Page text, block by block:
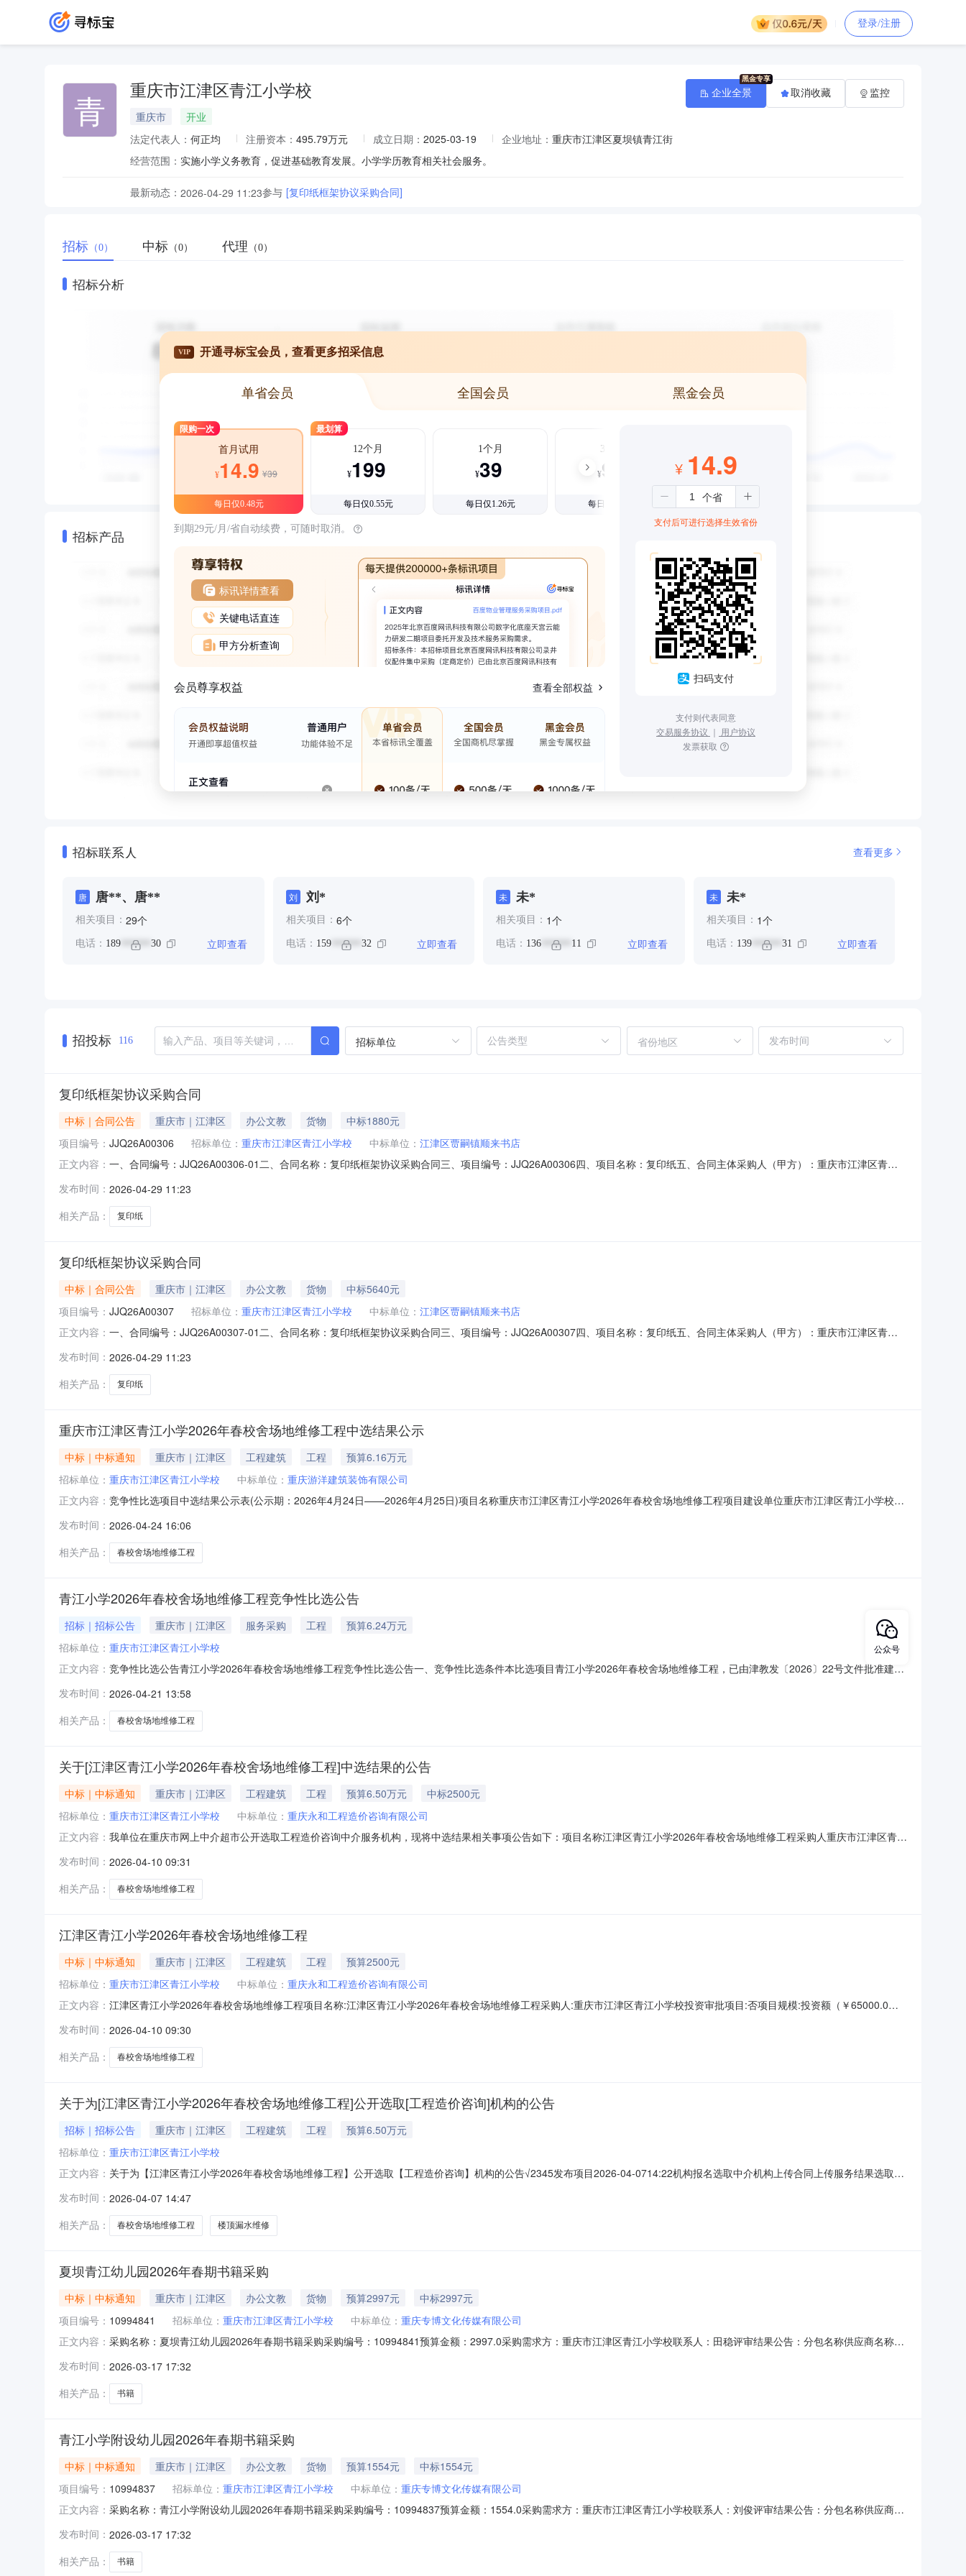
登录/注册
青 重庆市江津区青江小学校
重庆市
开业
法定代表人： 何正均 注册资本： 495.79万元 成立日期： 2025-03-19 企业地址： 重庆市江津区夏坝镇青江街
经营范围： 实施小学义务教育，促进基础教育发展。小学学历教育相关社会服务。
最新动态： 2026-04-29 11:23参与 [复印纸框架协议采购合同]
企业全景 取消收藏 监控
招标 （0） 中标 （0） 代理 （0）
招标分析
招标产品
VIP 开通寻标宝会员，查看更多招采信息
单省会员 全国会员 黑金会员
限购一次
首月试用
¥14.9 ¥39
每日仅0.48元
最划算
12个月
¥199
每日仅0.55元
1个月
¥39
每日仅1.26元
3个月
¥99
每日仅1.08元
到期29元/月/省自动续费，可随时取消。
标讯详情查看
关键电话直连
甲方分析查询
会员尊享权益 查看全部权益
¥ 14.9
支付后可进行选择生效省份
扫码支付
支付则代表同意
交易服务协议 ｜ 用户协议
发票获取
招标联系人 查看更多
唐 唐**、唐**
相关项目： 29个
电话： 189 ****** 30 立即查看
刘 刘*
相关项目： 6个
电话： 159****** 32 立即查看
未 未*
相关项目： 1个
电话： 136 ****** 11 立即查看
未 未*
相关项目： 1个
电话： 139****** 31 立即查看
招投标 116 招标单位 省份地区
复印纸框架协议采购合同
中标｜合同公告 重庆市｜江津区 办公文教 货物
中标1880元
项目编号： JJQ26A00306 招标单位： 重庆市江津区青江小学校 中标单位： 江津区贾嗣镇顺来书店
正文内容： 一、合同编号：JJQ26A00306-01二、合同名称：复印纸框架协议采购合同三、项目编号：JJQ26A00306四、项目名称：复印纸五、合同主体采购人（甲方）：重庆市江津区青江
主要标的名称：得力（deli）规格型号（或服务要求）：得力（deli）木尚系列A4-80g复印纸主要标的数量：80.00包主要标的单价：￥23.5000合同金额：￥
发布时间： 2026-04-29 11:23
相关产品：
复印纸
复印纸框架协议采购合同
中标｜合同公告 重庆市｜江津区 办公文教 货物
中标5640元
项目编号： JJQ26A00307 招标单位： 重庆市江津区青江小学校 中标单位： 江津区贾嗣镇顺来书店
正文内容： 一、合同编号：JJQ26A00307-01二、合同名称：复印纸框架协议采购合同三、项目编号：JJQ26A00307四、项目名称：复印纸五、合同主体采购人（甲方）：重庆市江津区青江
主要标的名称：得力（deli）规格型号（或服务要求）：得力（deli）木尚系列A4-80g复印纸主要标的数量：240.00包主要标的单价：￥23.5000合同金额：
发布时间： 2026-04-29 11:23
相关产品：
复印纸
重庆市江津区青江小学2026年春校舍场地维修工程中选结果公示
中标｜中标通知 重庆市｜江津区 工程建筑 工程
预算6.16万元
招标单位： 重庆市江津区青江小学校 中标单位： 重庆游洋建筑装饰有限公司
正文内容： 竞争性比选项目中选结果公示表(公示期：2026年4月24日——2026年4月25日)项目名称重庆市江津区青江小学2026年春校舍场地维修工程项目建设单位重庆市江津区青江小学校联
包商重庆游洋建筑装饰有限公司发包价61640.53元投诉受理部门重庆市江津区青江小学校联系电话13637714811项目建设单位盖章：2026年4月24日备注：1、承包商或者其
发布时间： 2026-04-24 16:06
相关产品：
春校舍场地维修工程
青江小学2026年春校舍场地维修工程竞争性比选公告
招标｜招标公告 重庆市｜江津区 服务采购 工程
预算6.24万元
招标单位： 重庆市江津区青江小学校
正文内容： 竞争性比选公告青江小学2026年春校舍场地维修工程竞争性比选公告一、竞争性比选条件本比选项目青江小学2026年春校舍场地维修工程，已由津教发〔2026〕22号文件批准建
项目的施工进行公开竞争性比选发包。二、项目概况与比选范围2.1工程名称：青江小学2026年春校舍场地维修工程2.2工程地点：重庆市江津区青江小学校校园内。2.3工程规模：
剔除教学楼1000平
发布时间： 2026-04-21 13:58
相关产品：
春校舍场地维修工程
关于[江津区青江小学2026年春校舍场地维修工程]中选结果的公告
中标｜中标通知 重庆市｜江津区 工程建筑 工程 预算6.50万元
中标2500元
招标单位： 重庆市江津区青江小学校 中标单位： 重庆永和工程造价咨询有限公司
正文内容： 我单位在重庆市网上中介超市公开选取工程造价咨询中介服务机构，现将中选结果相关事项公告如下：项目名称江津区青江小学2026年春校舍场地维修工程采购人重庆市江津区青江
额说明按上级文件要求支付服务金额选取时间2026-04-1009:00:00选取方式竞价选取中选机构名称重庆永和工程造价咨询有限公司中选机构联系地址重庆市渝中区北区路26号7-1#
发布时间： 2026-04-10 09:31
相关产品：
春校舍场地维修工程
江津区青江小学2026年春校舍场地维修工程
中标｜中标通知 重庆市｜江津区 工程建筑 工程
预算2500元
招标单位： 重庆市江津区青江小学校 中标单位： 重庆永和工程造价咨询有限公司
正文内容： 江津区青江小学2026年春校舍场地维修工程项目名称:江津区青江小学2026年春校舍场地维修工程采购人:重庆市江津区青江小学校投资审批项目:否项目规模:投资额（￥65000.0
中选机构名称:重庆永和工程造价咨询有限公司中选机构联系地址:重庆市渝中区北区路26号7-1#采购人业务咨询电话:监督举报电话:及
发布时间： 2026-04-10 09:30
相关产品：
春校舍场地维修工程
关于为[江津区青江小学2026年春校舍场地维修工程]公开选取[工程造价咨询]机构的公告
招标｜招标公告 重庆市｜江津区 工程建筑 工程
预算6.50万元
招标单位： 重庆市江津区青江小学校
正文内容： 关于为【江津区青江小学2026年春校舍场地维修工程】公开选取【工程造价咨询】机构的公告√2345发布项目2026-04-0714:22机构报名选取中介机构上传合同上传服务结果选取时
无评价项目成功率：91.67%投资审批项目否项目规模投资额（￥65,000.00元）资金来源财政性资金项目实施地行政区划重庆市江津区是否为行政管理中介服务事项
发布时间： 2026-04-07 14:47
相关产品：
春校舍场地维修工程 楼顶漏水维修
夏坝青江幼儿园2026年春期书籍采购
中标｜中标通知 重庆市｜江津区 办公文教 货物 预算2997元
中标2997元
项目编号： 10994841 招标单位： 重庆市江津区青江小学校 中标单位： 重庆专博文化传媒有限公司
正文内容： 采购名称：夏坝青江幼儿园2026年春期书籍采购采购编号：10994841预算金额：2997.0采购需求方：重庆市江津区青江小学校联系人：田稳评审结果公告：分包名称供应商名称报
1716:20:54第1中选人信息来源：
发布时间： 2026-03-17 17:32
相关产品：
书籍
青江小学附设幼儿园2026年春期书籍采购
中标｜中标通知 重庆市｜江津区 办公文教 货物 预算1554元
中标1554元
项目编号： 10994837 招标单位： 重庆市江津区青江小学校 中标单位： 重庆专博文化传媒有限公司
正文内容： 采购名称：青江小学附设幼儿园2026年春期书籍采购采购编号：10994837预算金额：1554.0采购需求方：重庆市江津区青江小学校联系人：刘俊评审结果公告：分包名称供应商名
2026-03-1716:19:57第1中选人信息来源：
发布时间： 2026-03-17 17:32
相关产品：
书籍
公众号